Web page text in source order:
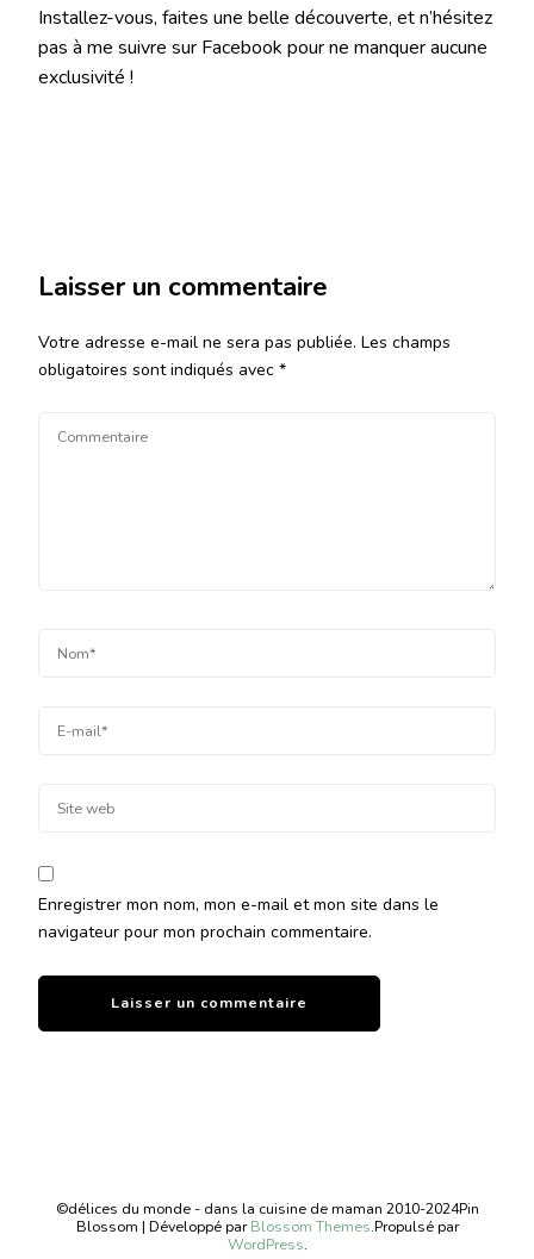
Installez-vous, faites une belle découverte, et n’hésitez
pas à me suivre sur Facebook pour ne manquer aucune
exclusivité !
Laisser un commentaire
Votre adresse e-mail ne sera pas publiée. Les champs
obligatoires sont indiqués avec *
Enregistrer mon nom, mon e-mail et mon site dans le
navigateur pour mon prochain commentaire.
©délices du monde - dans la cuisine de maman 2010-2024Pin
Blossom | Développé parBlossom Themes.Propulsé par
WordPress.